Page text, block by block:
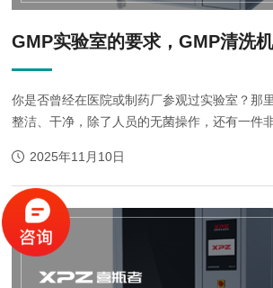
GMP实验室的要求，GMP清洗
你是否曾经在医院或制药厂参观过实验室？那
整洁、干净，除了人员的无菌操作，还有一件
实验室的要求和GMP清洗机的应用是如何实...
2025年11月10日